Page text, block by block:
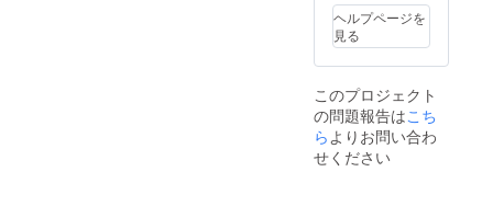
定価格
がる可
能性も
ござい
ます。
況、製
造工程
上の都
合等に
荷時期
が遅れ
る場合
があり
計金額
に対す
るもの
です。
ン・仕
様は変
更にな
る可能
性もご
ヘルプページを
見る
このプロジェクト
の問題報告はこち
ら よりお問い合わ
せください